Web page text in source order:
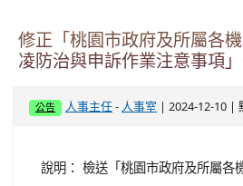
修正「桃園市政府及所屬各
凌防治與申訴作業注意事項
公告 人事主任 - 人事室 | 2024-12-10 |
說明： 檢送「桃園市政府及所屬各